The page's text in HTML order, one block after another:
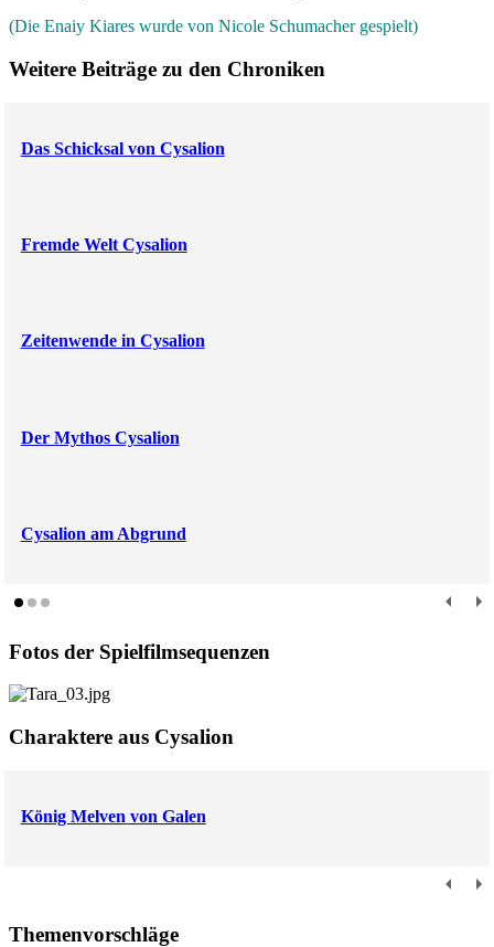
(Die Enaiy Kiares wurde von Nicole Schumacher gespielt)
Weitere Beiträge zu den Chroniken
Das Schicksal von Cysalion
Fremde Welt Cysalion
Zeitenwende in Cysalion
Der Mythos Cysalion
Cysalion am Abgrund
Fotos der Spielfilmsequenzen
Charaktere aus Cysalion
König Melven von Galen
Themenvorschläge